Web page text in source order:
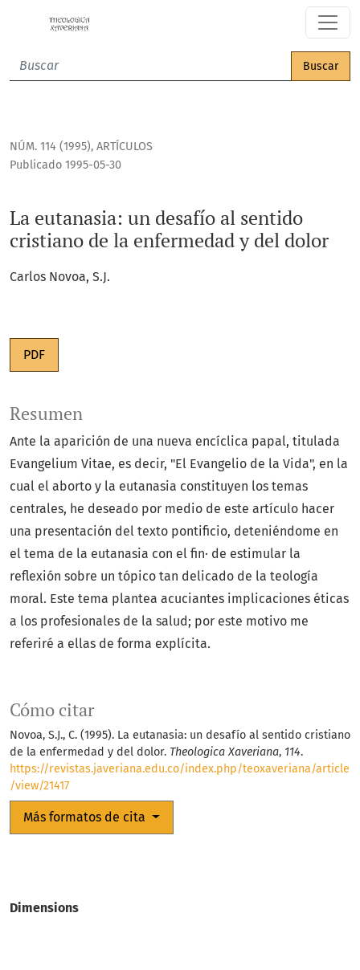
La eutanasia: un desafío al sentido cristiano de la
Buscar
NÚM. 114 (1995), ARTÍCULOS
La eutanasia: un desafío al sentido
cristiano de la enfermedad y del dolor
Publicado 1995-05-30
Carlos Novoa, S.J.
PDF
Cómo citar
Novoa, S.J., C. (1995). La eutanasia: un desafío al sentido cristiano
de la enfermedad y del dolor. Theologica Xaveriana, 114.
https://revistas.javeriana.edu.co/index.php/teoxaveriana/article
/view/21417
Más formatos de cita
Dimensions
Resumen
Ante la aparición de una nueva encíclica papal, titulada
Evangelium Vitae, es decir, "El Evangelio de la Vida", en la
cual el aborto y la eutanasia constituyen los temas
centrales, he deseado por medio de este artículo hacer
una presentación del texto pontificio, deteniéndome en
el tema de la eutanasia con el fin· de estimular la
reflexión sobre un tópico tan delicado de la teología
moral. Este tema plantea acuciantes implicaciones éticas
a los profesionales de la salud; por este motivo me
referiré a ellas de forma explícita.